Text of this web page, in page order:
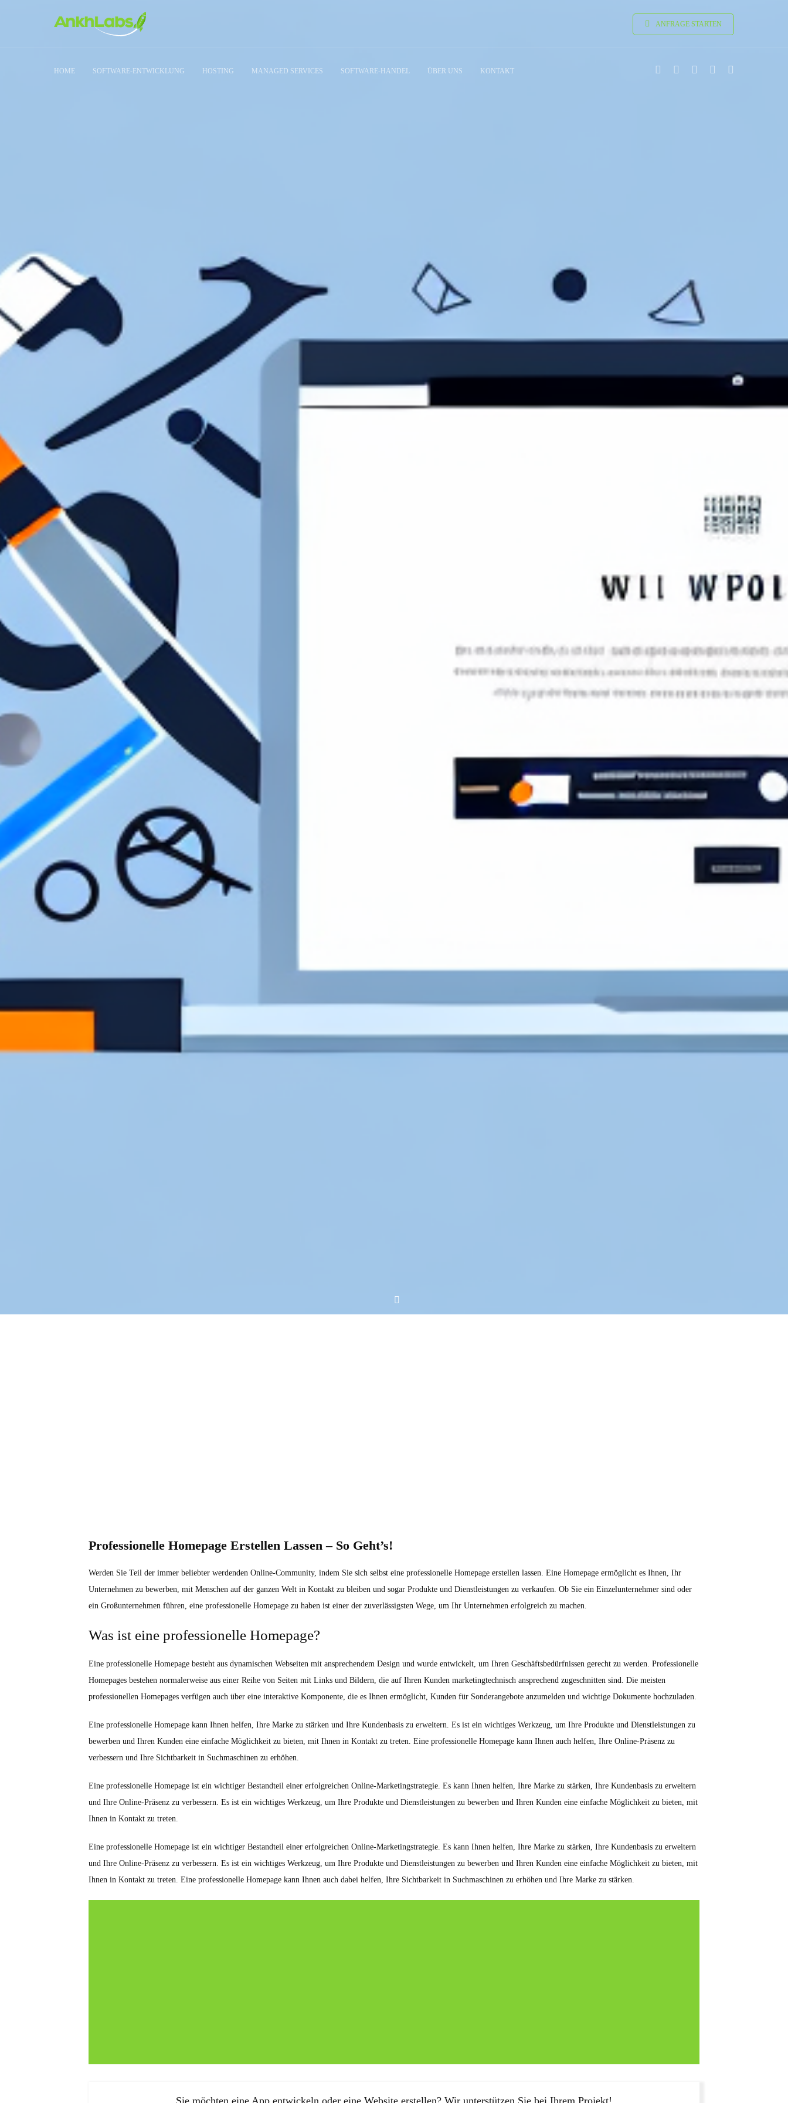
ANFRAGE STARTEN
HOME SOFTWARE-ENTWICKLUNG HOSTING MANAGED SERVICES SOFTWARE-HANDEL ÜBER UNS KONTAKT
Professionelle Homepage Erstellen Lassen – So Geht’s!
Werden Sie Teil der immer beliebter werdenden Online-Community, indem Sie sich selbst eine professionelle Homepage erstellen lassen. Eine Homepage ermöglicht es Ihnen, Ihr
Unternehmen zu bewerben, mit Menschen auf der ganzen Welt in Kontakt zu bleiben und sogar Produkte und Dienstleistungen zu verkaufen. Ob Sie ein Einzelunternehmer sind oder
ein Großunternehmen führen, eine professionelle Homepage zu haben ist einer der zuverlässigsten Wege, um Ihr Unternehmen erfolgreich zu machen.
Was ist eine professionelle Homepage?
Eine professionelle Homepage besteht aus dynamischen Webseiten mit ansprechendem Design und wurde entwickelt, um Ihren Geschäftsbedürfnissen gerecht zu werden. Professionelle
Homepages bestehen normalerweise aus einer Reihe von Seiten mit Links und Bildern, die auf Ihren Kunden marketingtechnisch ansprechend zugeschnitten sind. Die meisten
professionellen Homepages verfügen auch über eine interaktive Komponente, die es Ihnen ermöglicht, Kunden für Sonderangebote anzumelden und wichtige Dokumente hochzuladen.
Eine professionelle Homepage kann Ihnen helfen, Ihre Marke zu stärken und Ihre Kundenbasis zu erweitern. Es ist ein wichtiges Werkzeug, um Ihre Produkte und Dienstleistungen zu
bewerben und Ihren Kunden eine einfache Möglichkeit zu bieten, mit Ihnen in Kontakt zu treten. Eine professionelle Homepage kann Ihnen auch helfen, Ihre Online-Präsenz zu
verbessern und Ihre Sichtbarkeit in Suchmaschinen zu erhöhen.
Eine professionelle Homepage ist ein wichtiger Bestandteil einer erfolgreichen Online-Marketingstrategie. Es kann Ihnen helfen, Ihre Marke zu stärken, Ihre Kundenbasis zu erweitern
und Ihre Online-Präsenz zu verbessern. Es ist ein wichtiges Werkzeug, um Ihre Produkte und Dienstleistungen zu bewerben und Ihren Kunden eine einfache Möglichkeit zu bieten, mit
Ihnen in Kontakt zu treten.
Eine professionelle Homepage ist ein wichtiger Bestandteil einer erfolgreichen Online-Marketingstrategie. Es kann Ihnen helfen, Ihre Marke zu stärken, Ihre Kundenbasis zu erweitern
und Ihre Online-Präsenz zu verbessern. Es ist ein wichtiges Werkzeug, um Ihre Produkte und Dienstleistungen zu bewerben und Ihren Kunden eine einfache Möglichkeit zu bieten, mit
Ihnen in Kontakt zu treten. Eine professionelle Homepage kann Ihnen auch dabei helfen, Ihre Sichtbarkeit in Suchmaschinen zu erhöhen und Ihre Marke zu stärken.
Sie möchten eine App entwickeln oder eine Website erstellen? Wir unterstützen Sie bei Ihrem Projekt!